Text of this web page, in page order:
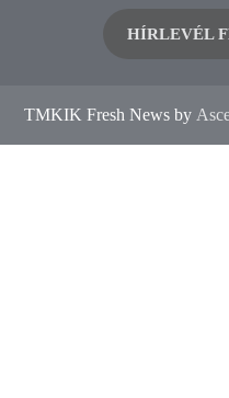
HÍRLEVÉL
TMKIK Fresh News by